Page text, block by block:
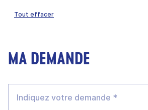
Tout effacer
MA DEMANDE